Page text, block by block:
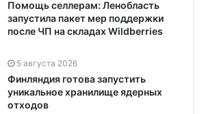
Помощь селлерам: Ленобласть
запустила пакет мер поддержки
после ЧП на складах Wildberries
5 августа 2026
Финляндия готова запустить
уникальное хранилище ядерных
отходов